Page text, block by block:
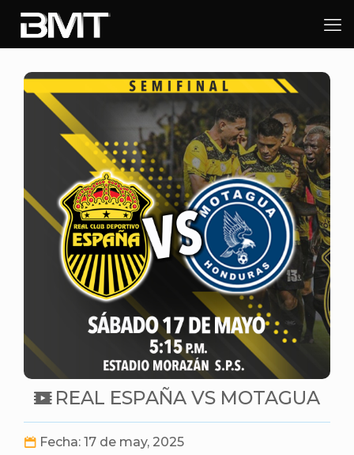
REAL ESPAÑA VS MOTAGUA
Fecha: 17 de may, 2025